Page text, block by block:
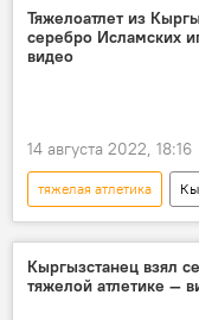
Бакдоолот Расулбеков
Канымжан Алмазбек
Тяжелоатлет из
серебро Исламских
видео
14 августа 2022, 18:16
тяжелая атлетика
победа
Игры исламской
Эмиль Молдодосов
Кыргызстанец взял
тяжелой атлетике —